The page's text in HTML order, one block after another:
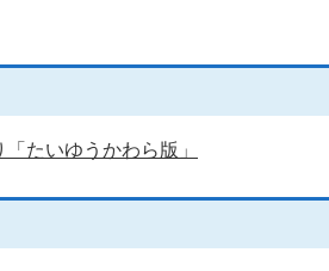
たいゆうかわら版」